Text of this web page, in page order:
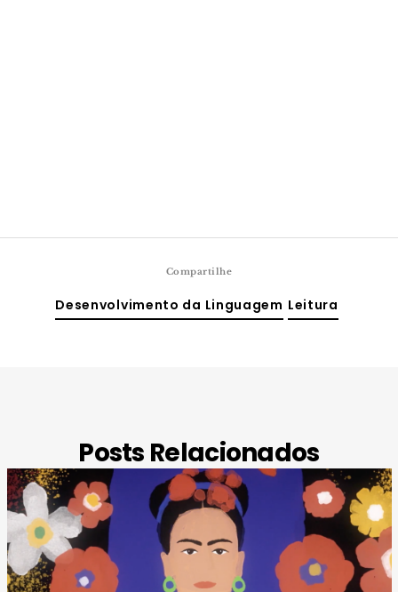
Compartilhe
Desenvolvimento da Linguagem Leitura
Posts Relacionados